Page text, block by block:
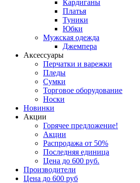
Кардиганы
Платья
Туники
Юбки
Мужская одежда
Джемпера
Аксессуары
Перчатки и варежки
Пледы
Сумки
Торговое оборудование
Носки
Новинки
Акции
Горячее предложение!
Акции
Распродажа от 50%
Последняя единица
Цена до 600 руб.
Производители
Цена до 600 руб